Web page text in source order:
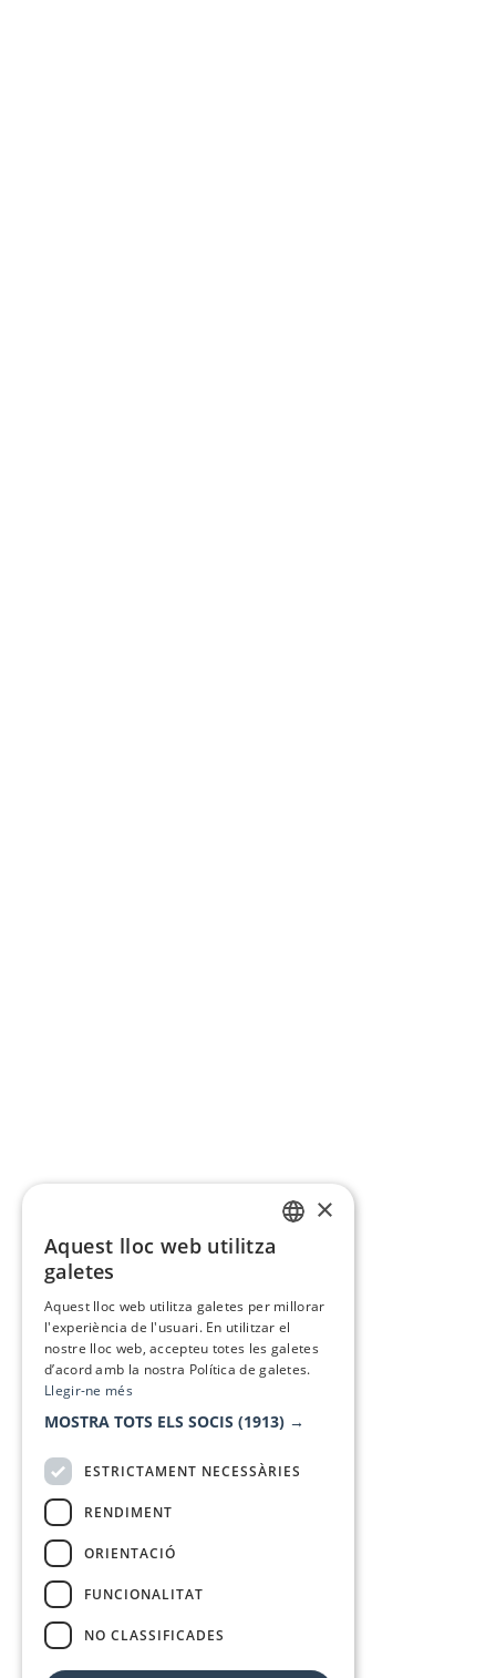
×
Aquest lloc web utilitza
galetes
Aquest lloc web utilitza galetes per millorar
l'experiència de l'usuari. En utilitzar el
nostre lloc web, accepteu totes les galetes
d’acord amb la nostra Política de galetes.
Llegir-ne més
MOSTRA TOTS ELS SOCIS (1913) →
ESTRICTAMENT NECESSÀRIES
RENDIMENT
ORIENTACIÓ
FUNCIONALITAT
NO CLASSIFICADES